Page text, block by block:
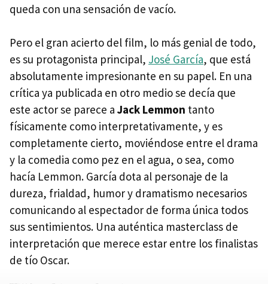
queda con una sensación de vacío.
Pero el gran acierto del film, lo más genial de todo,
es su protagonista principal, José García, que está
absolutamente impresionante en su papel. En una
crítica ya publicada en otro medio se decía que
este actor se parece a Jack Lemmon tanto
físicamente como interpretativamente, y es
completamente cierto, moviéndose entre el drama
y la comedia como pez en el agua, o sea, como
hacía Lemmon. García dota al personaje de la
dureza, frialdad, humor y dramatismo necesarios
comunicando al espectador de forma única todos
sus sentimientos. Una auténtica masterclass de
interpretación que merece estar entre los finalistas
de tío Oscar.